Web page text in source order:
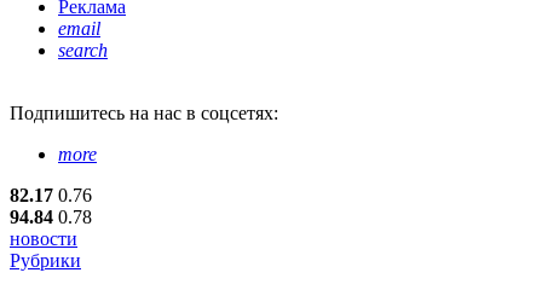
Реклама
email
search
Подпишитесь на нас в соцсетях:
more
82.17 0.76
94.84 0.78
новости
Рубрики